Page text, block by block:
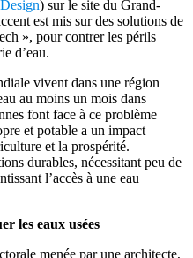
) sur le site du Grand-
est mis sur des solutions de
», pour contrer les périls
d’eau.
vivent dans une région
au moins un mois dans
font face à ce problème
et potable a un impact
et la prospérité.
durables, nécessitant peu de
l’accès à une eau
les eaux usées
menée par une architecte,